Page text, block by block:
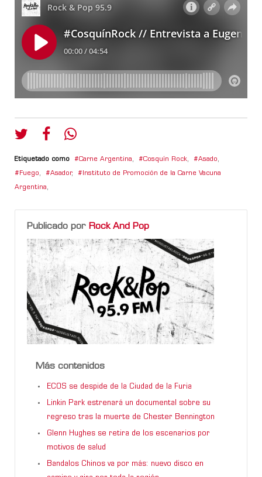
Etiquetado como Carne Argentina, Cosquín Rock, Asado,
Fuego, Asador, Instituto de Promoción de la Carne Vacuna
Argentina,
Publicado por Rock And Pop
Más contenidos
ECOS se despide de la Ciudad de la Furia
Linkin Park estrenará un documental sobre su
regreso tras la muerte de Chester Bennington
Glenn Hughes se retira de los escenarios por
motivos de salud
Bandalos Chinos va por más: nuevo disco en